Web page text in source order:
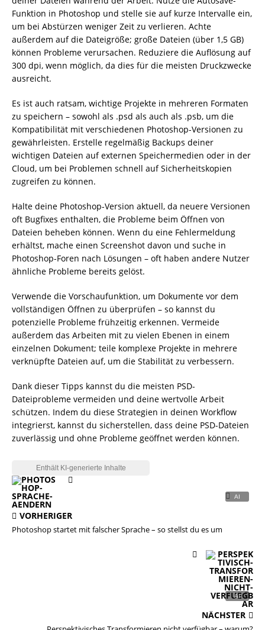
Funktion in Photoshop und stelle sie auf kurze Intervalle ein,
um bei Abstürzen weniger Zeit zu verlieren. Achte
außerdem auf die Dateigröße; große Dateien (über 1,5 GB)
können Probleme verursachen. Reduziere die Auflösung auf
300 dpi, wenn möglich, da dies für die meisten Druckzwecke
ausreicht.
Es ist auch ratsam, wichtige Projekte in mehreren Formaten
zu speichern – sowohl als .psd als auch als .psb, um die
Kompatibilität mit verschiedenen Photoshop-Versionen zu
gewährleisten. Erstelle regelmäßig Backups deiner
wichtigen Dateien auf externen Speichermedien oder in der
Cloud, um bei Problemen schnell auf Sicherheitskopien
zugreifen zu können.
Halte deine Photoshop-Version aktuell, da neuere Versionen
oft Bugfixes enthalten, die Probleme beim Öffnen von
Dateien beheben können. Wenn du eine Fehlermeldung
erhältst, mache einen Screenshot davon und suche in
Photoshop-Foren nach Lösungen – oft haben andere Nutzer
ähnliche Probleme bereits gelöst.
Verwende die Vorschaufunktion, um Dokumente vor dem
vollständigen Öffnen zu überprüfen – so kannst du
potenzielle Probleme frühzeitig erkennen. Vermeide
außerdem das Arbeiten mit zu vielen Ebenen in einem
einzelnen Dokument; teile komplexe Projekte in mehrere
verknüpfte Dateien auf, um die Stabilität zu verbessern.
Dank dieser Tipps kannst du die meisten PSD-
Dateiprobleme vermeiden und deine wertvolle Arbeit
schützen. Indem du diese Strategien in deinen Workflow
integrierst, kannst du sicherstellen, dass deine PSD-Dateien
zuverlässig und ohne Probleme geöffnet werden können.
VORHERIGER
Photoshop startet mit falscher Sprache – so stellst du es um
NÄCHSTER